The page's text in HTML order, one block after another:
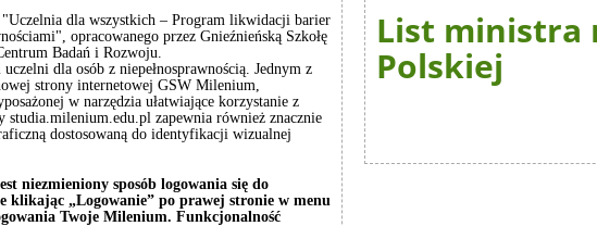
dla wszystkich – Program likwidacji barier
opracowanego przez Gnieźnieńską Szkołę
Badań i Rozwoju.
dla osób z niepełnosprawnością. Jednym z
strony internetowej GSW Milenium,
w narzędzia ułatwiające korzystanie z
zapewnia również znacznie
dostosowaną do identyfikacji wizualnej
niezmieniony sposób logowania się do
„Logowanie” po prawej stronie w menu
Twoje Milenium. Funkcjonalność
List ministra
Polskiej